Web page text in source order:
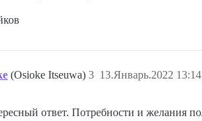
(Osioke Itseuwa) 13.Январь.2022
3
ответ. Потребности и желания